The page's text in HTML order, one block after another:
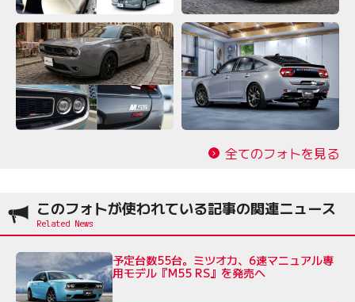
全てのフォトを見る
このフォトが使われている記事の関連ニュース
予定台数55台。ミツオカ、6速マニュアル専
用モデル『M55 RS』を発売へ